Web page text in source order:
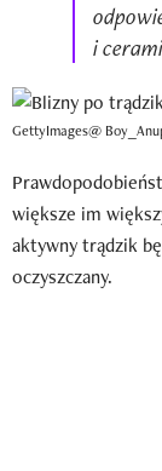
i
GettyImages@
większe im
aktywny trądzik
oczyszczany.